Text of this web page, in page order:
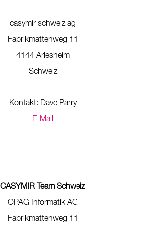
casymir schweiz ag
Fabrikmattenweg 11
4144 Arlesheim
Schweiz
Kontakt: Dave Parry
E-Mail
CASYMIR Team Schweiz
OPAG Informatik AG
Fabrikmattenweg 11